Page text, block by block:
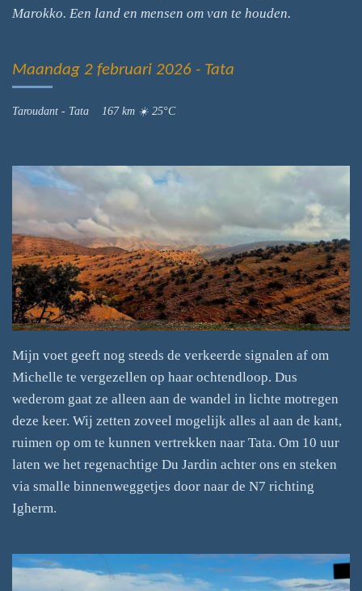
Marokko. Een land en mensen om van te houden.
Maandag 2 februari 2026 - Tata
Taroudant - Tata 167 km ☀️ 25°C
Mijn voet geeft nog steeds de verkeerde signalen af om
Michelle te vergezellen op haar ochtendloop. Dus
wederom gaat ze alleen aan de wandel in lichte motregen
deze keer. Wij zetten zoveel mogelijk alles al aan de kant,
ruimen op om te kunnen vertrekken naar Tata. Om 10 uur
laten we het regenachtige Du Jardin achter ons en steken
via smalle binnenweggetjes door naar de N7 richting
Igherm.